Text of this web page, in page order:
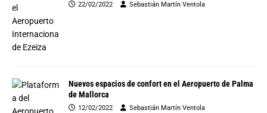
22/02/2022 Sebastián Martín Ventola
Nuevos espacios de confort en el Aeropuerto de Palma
de Mallorca
12/02/2022 Sebastián Martín Ventola